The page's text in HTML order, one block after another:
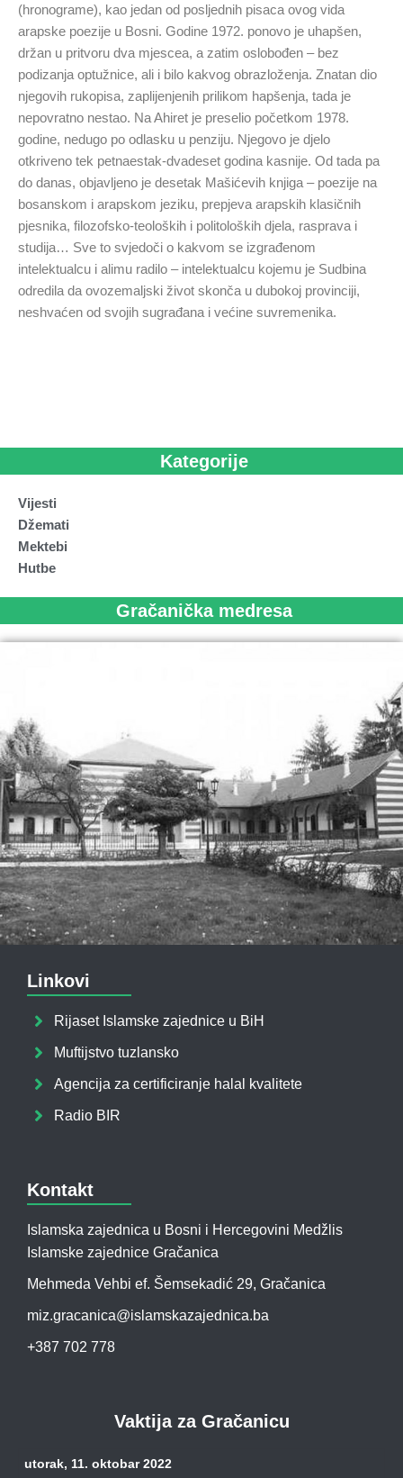
(hronograme), kao jedan od posljednih pisaca ovog vida
arapske poezije u Bosni. Godine 1972. ponovo je uhapšen,
držan u pritvoru dva mjescea, a zatim oslobođen – bez
podizanja optužnice, ali i bilo kakvog obrazloženja. Znatan dio
njegovih rukopisa, zaplijenjenih prilikom hapšenja, tada je
nepovratno nestao. Na Ahiret je preselio početkom 1978.
godine, nedugo po odlasku u penziju. Njegovo je djelo
otkriveno tek petnaestak-dvadeset godina kasnije. Od tada pa
do danas, objavljeno je desetak Mašićevih knjiga – poezije na
bosanskom i arapskom jeziku, prepjeva arapskih klasičnih
pjesnika, filozofsko-teoloških i politoloških djela, rasprava i
studija… Sve to svjedoči o kakvom se izgrađenom
intelektualcu i alimu radilo – intelektualcu kojemu je Sudbina
odredila da ovozemaljski život skonča u dubokoj provinciji,
neshvaćen od svojih sugrađana i većine suvremenika.
Kategorije
Vijesti
Džemati
Mektebi
Hutbe
Gračanička medresa
Linkovi
Rijaset Islamske zajednice u BiH
Muftijstvo tuzlansko
Agencija za certificiranje halal kvalitete
Radio BIR
Kontakt
Islamska zajednica u Bosni i Hercegovini Medžlis
Islamske zajednice Gračanica
Mehmeda Vehbi ef. Šemsekadić 29, Gračanica
miz.gracanica@islamskazajednica.ba
+387 702 778
Vaktija za Gračanicu
utorak, 11. oktobar 2022